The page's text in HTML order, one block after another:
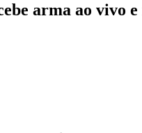
arma ao vivo